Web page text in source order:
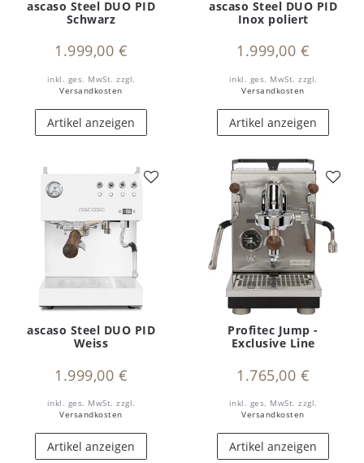
ascaso Steel DUO PID
Schwarz
1.999,00 €
inkl. ges. MwSt. zzgl.
Versandkosten
Artikel anzeigen
ascaso Steel DUO PID
Inox poliert
1.999,00 €
inkl. ges. MwSt. zzgl.
Versandkosten
Artikel anzeigen
ascaso Steel DUO PID
Weiss
1.999,00 €
inkl. ges. MwSt. zzgl.
Versandkosten
Artikel anzeigen
Profitec Jump -
Exclusive Line
1.765,00 €
inkl. ges. MwSt. zzgl.
Versandkosten
Artikel anzeigen